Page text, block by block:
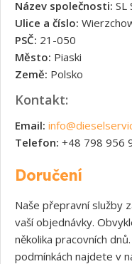
Název společnosti: SL
Ulice a číslo:
PSČ: 21-050
Město: Piaski
Země: Polsko
Kontakt:
Email:
Telefon: +48 798 956
Doručení
Naše přepravní služby
vaší objednávky.
několika pracovních
podmínkách najdete v